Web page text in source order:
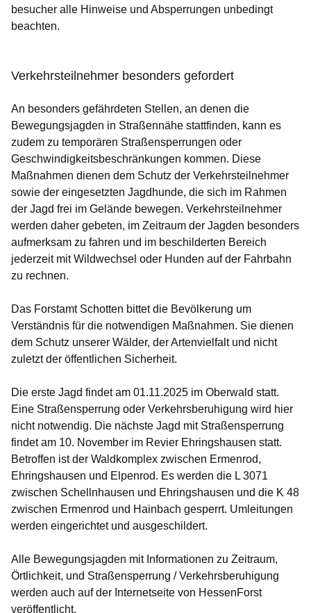
besucher alle Hinweise und Absperrungen unbedingt
beachten.
Verkehrsteilnehmer besonders gefordert
An besonders gefährdeten Stellen, an denen die
Bewegungsjagden in Straßennähe stattfinden, kann es
zudem zu temporären Straßensperrungen oder
Geschwindigkeitsbeschränkungen kommen. Diese
Maßnahmen dienen dem Schutz der Verkehrsteilnehmer
sowie der eingesetzten Jagdhunde, die sich im Rahmen
der Jagd frei im Gelände bewegen. Verkehrsteilnehmer
werden daher gebeten, im Zeitraum der Jagden besonders
aufmerksam zu fahren und im beschilderten Bereich
jederzeit mit Wildwechsel oder Hunden auf der Fahrbahn
zu rechnen.
Das Forstamt Schotten bittet die Bevölkerung um
Verständnis für die notwendigen Maßnahmen. Sie dienen
dem Schutz unserer Wälder, der Artenvielfalt und nicht
zuletzt der öffentlichen Sicherheit.
Die erste Jagd findet am 01.11.2025 im Oberwald statt.
Eine Straßensperrung oder Verkehrsberuhigung wird hier
nicht notwendig. Die nächste Jagd mit Straßensperrung
findet am 10. November im Revier Ehringshausen statt.
Betroffen ist der Waldkomplex zwischen Ermenrod,
Ehringshausen und Elpenrod. Es werden die L 3071
zwischen Schellnhausen und Ehringshausen und die K 48
zwischen Ermenrod und Hainbach gesperrt. Umleitungen
werden eingerichtet und ausgeschildert.
Alle Bewegungsjagden mit Informationen zu Zeitraum,
Örtlichkeit, und Straßensperrung / Verkehrsberuhigung
werden auch auf der Internetseite von HessenForst
veröffentlicht.